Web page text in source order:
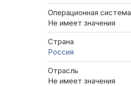
Операционная система
Не имеет значения
Страна
Россия
Отрасль
Не имеет значения